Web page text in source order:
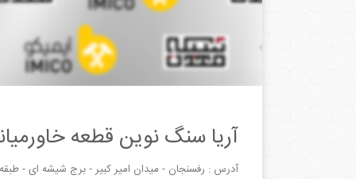
آریا سنگ نوین قطعه
آدرس : رفسنجان - میدان امیر کبیر - برج شیشه ای - طبقه 5 - واحد